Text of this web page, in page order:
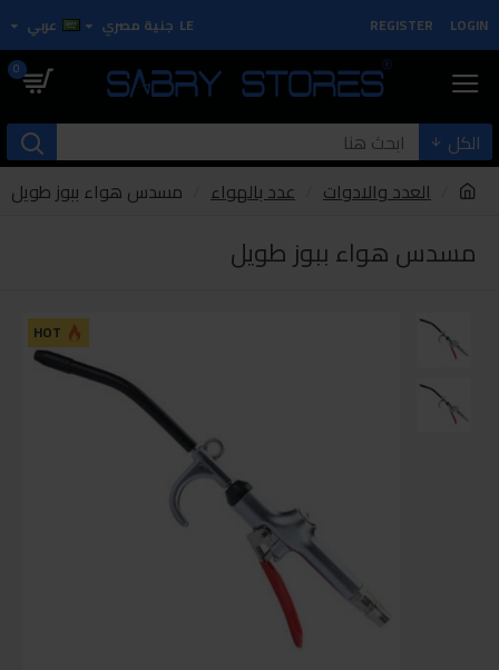
LOGIN
REGISTER
LE جنية مصري عربي
0
الكل
العدد والادوات
عدد بالهواء مسدس هواء ببوز طويل
مسدس هواء ببوز طويل
HOT